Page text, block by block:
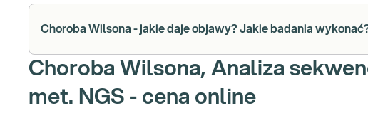
Choroba Wilsona - jakie daje objawy? Jakie badania
Choroba Wilsona, Analiza
met. NGS - cena online